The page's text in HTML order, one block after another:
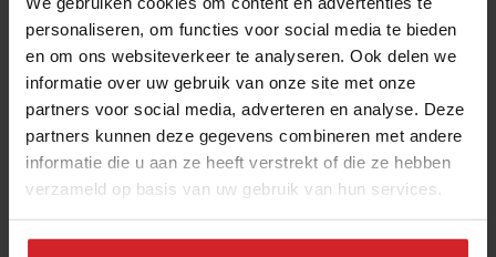
personaliseren, om functies voor social media te bieden
en om ons websiteverkeer te analyseren. Ook delen we
informatie over uw gebruik van onze site met onze
partners voor social media, adverteren en analyse. Deze
partners kunnen deze gegevens combineren met andere
informatie die u aan ze heeft verstrekt of die ze hebben
verzameld op basis van uw gebruik van hun services.
Wijn in blikjes dringt door tot de supermarkten
2Wine speelt met wijnblikjes in op duurzaamheid en gemak
27 mei 2021 | 2 min